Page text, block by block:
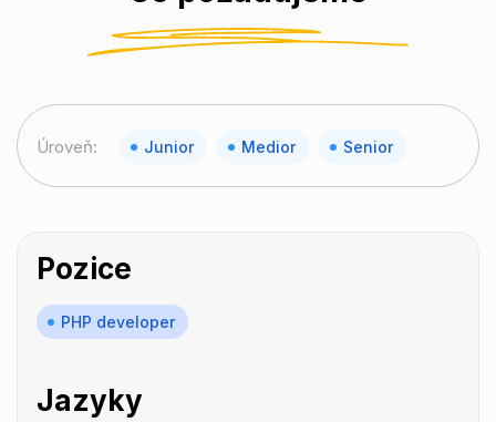
Úroveň: Junior Medior Senior
Pozice
PHP developer
Jazyky